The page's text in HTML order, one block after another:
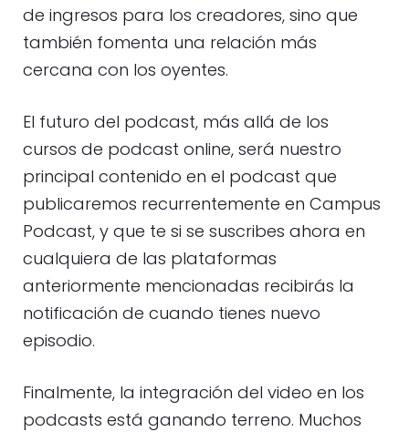
de ingresos para los creadores, sino que
también fomenta una relación más
cercana con los oyentes.
El futuro del podcast, más allá de los
cursos de podcast online, será nuestro
principal contenido en el podcast que
publicaremos recurrentemente en Campus
Podcast, y que te si se suscribes ahora en
cualquiera de las plataformas
anteriormente mencionadas recibirás la
notificación de cuando tienes nuevo
episodio.
Finalmente, la integración del video en los
podcasts está ganando terreno. Muchos